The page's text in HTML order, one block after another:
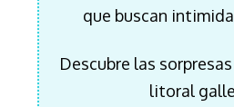
que buscan
Descubre las
litoral